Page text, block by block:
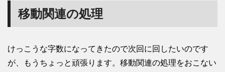
移動関連の処理
けっこうな字数になってきたので次回に回したいのです
が、もうちょっと頑張ります。移動関連の処理をおこない